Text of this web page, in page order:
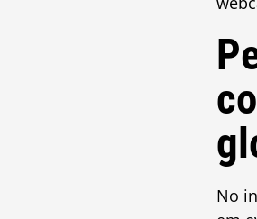
No